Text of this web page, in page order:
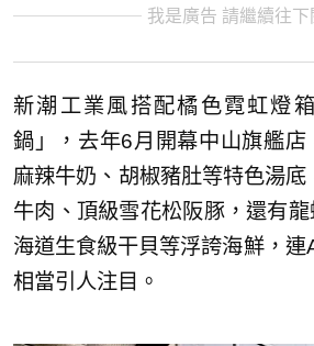
我是廣告 請繼續往下
新潮工業風搭配橘色霓虹燈
鍋」，去年6月開幕中山旗艦店
麻辣牛奶、胡椒豬肚等特色湯
牛肉、頂級雪花松阪豚，還有
海道生食級干貝等浮誇海鮮，連
相當引人注目。